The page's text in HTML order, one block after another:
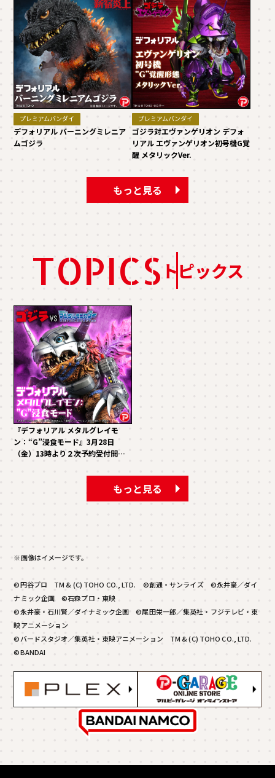
プレミアムバンダイ
デフォリアル バーニングミレニア
ムゴジラ
プレミアムバンダイ
ゴジラ対エヴァンゲリオン デフォ
リアル エヴァンゲリオン初号機G覚
醒 メタリックVer.
もっと見る
TOPICS トピックス
『デフォリアル メタルグレイモ
ン：“G”浸食モード』3月28日
（金）13時より２次予約受付開
もっと見る
※画像はイメージです。
©円谷プロ TM & (C) TOHO CO., LTD. ©創通・サンライズ ©永井豪／ダイ
ナミック企画 ©石森プロ・東映
©永井豪・石川賢／ダイナミック企画 ©尾田栄一郎／集英社・フジテレビ・東
映アニメーション
©バードスタジオ／集英社・東映アニメーション TM & (C) TOHO CO., LTD.
©BANDAI